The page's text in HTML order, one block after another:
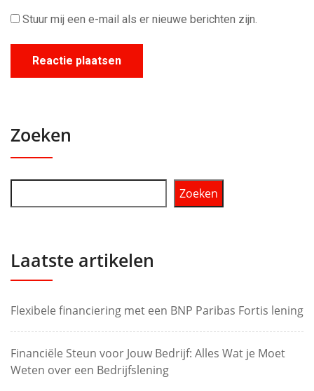
Stuur mij een e-mail als er nieuwe berichten zijn.
Zoeken
Zoeken
Laatste artikelen
Flexibele financiering met een BNP Paribas Fortis lening
Financiële Steun voor Jouw Bedrijf: Alles Wat je Moet
Weten over een Bedrijfslening